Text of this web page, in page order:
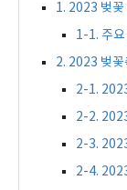
1. 2023 벚꽃
1-1. 주요
2. 2023 벚
2-1.
2-2.
2-3.
2-4.